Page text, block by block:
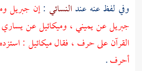
وفي لفظ عنه عندالنسائي :إن جبريل
جبريلعن يميني ، وميكائيلعن
القرآن على حرف ، فقالميكائيل :
أحرف.